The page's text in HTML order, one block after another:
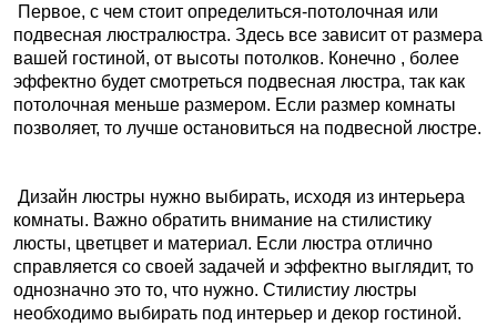
Первое, с чем стоит определиться-потолочная или
подвесная люстралюстра. Здесь все зависит от размера
вашей гостиной, от высоты потолков. Конечно , более
эффектно будет смотреться подвесная люстра, так как
потолочная меньше размером. Если размер комнаты
позволяет, то лучше остановиться на подвесной люстре.
Дизайн люстры нужно выбирать, исходя из интерьера
комнаты. Важно обратить внимание на стилистику
люсты, цветцвет и материал. Если люстра отлично
справляется со своей задачей и эффектно выглядит, то
однозначно это то, что нужно. Стилистиу люстры
необходимо выбирать под интерьер и декор гостиной.